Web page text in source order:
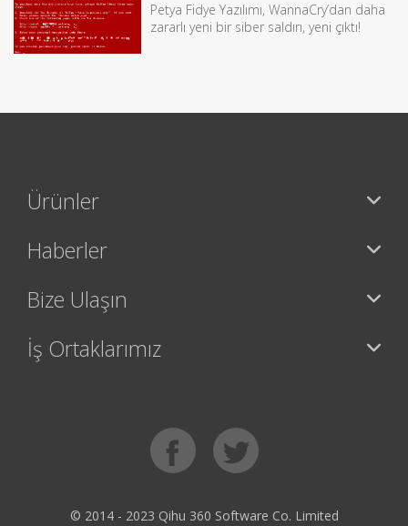
Petya Fidye Yazılımı, WannaCry’dan daha
zararlı yeni bir siber saldırı, yeni çıktı!
Ürünler
Haberler
Bize Ulaşın
İş Ortaklarımız
© 2014 - 2023 Qihu 360 Software Co. Limited